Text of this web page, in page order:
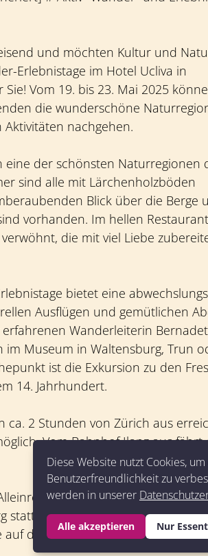
Diese Website nutzt Cookies,
Benutzerfreundlichkeit zu
werden in unserer
Alle akzeptieren Nur
und möchten Kultur und
Erlebnistage im Hotel Ucliva in
Vom 19. bis 23. Mai 2025
die wunderschöne
nachgehen.
eine der schönsten Naturregionen
sind alle mit Lärchenholzböden
Blick über die Berge
vorhanden. Im hellen Restaurant
die mit viel Liebe
bietet eine
Ausflügen und gemütlichen
Wanderleiterin
im Museum in Waltensburg, Trun
ist die Exkursion zu den
14. Jahrhundert.
ca. 2 Stunden von Zürich aus
Vom Bahnhof Ilanz aus fährt
finden vom 19. bis 23.
statt. Weitere Informationen und
der Website von Actevely unter